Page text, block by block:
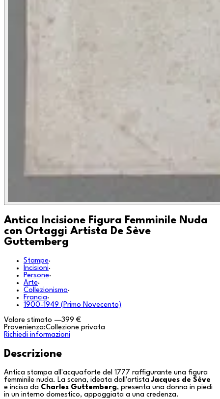
Antica Incisione Figura Femminile Nuda
con Ortaggi Artista De Sève
Guttemberg
Stampe·
Incisioni·
Persone·
Arte·
Collezionismo·
Francia·
1900-1949 (Primo Novecento)
Valore stimato —399 €
Provenienza:Collezione privata
Richiedi informazioni
Descrizione
Antica stampa all'acquaforte del 1777 raffigurante una figura
femminile nuda. La scena, ideata dall'artistaJacques de Sève
e incisa da Charles Guttemberg, presenta una donna in piedi
in un interno domestico, appoggiata a una credenza.